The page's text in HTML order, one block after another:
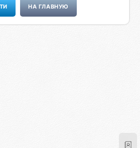
НА ГЛАВНУЮ